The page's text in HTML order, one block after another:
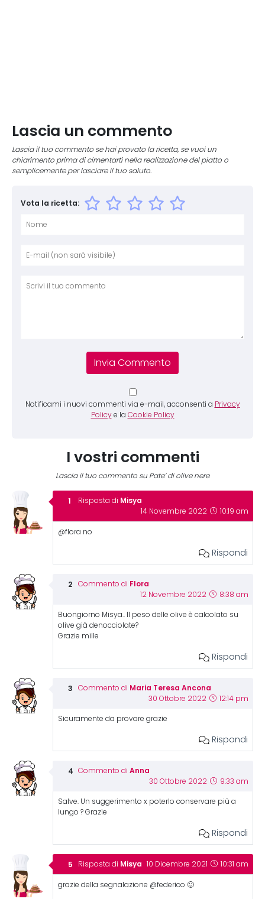
Lascia un commento
Lascia il tuo commento se hai provato la ricetta, se vuoi un
chiarimento prima di cimentarti nella realizzazione del piatto o
semplicemente per lasciare il tuo saluto.
Vota la ricetta:
Notificami i nuovi commenti via e-mail, acconsenti a Privacy
Policy e la Cookie Policy
I vostri commenti
Lascia il tuo commento su Pate’ di olive nere
Risposta di Misya
14 Novembre 2022 10:19 am
@flora no
Rispondi
Commento di Flora
12 Novembre 2022 8:38 am
Buongiorno Misya.. Il peso delle olive è calcolato su
olive già denocciolate?
Grazie mille
Rispondi
Commento di Maria Teresa Ancona
30 Ottobre 2022 12:14 pm
Sicuramente da provare grazie
Rispondi
Commento di Anna
30 Ottobre 2022 9:33 am
Salve. Un suggerimento x poterlo conservare più a
lungo ? Grazie
Rispondi
Risposta di Misya 10 Dicembre 2021 10:31 am
grazie della segnalazione @federico 🙂